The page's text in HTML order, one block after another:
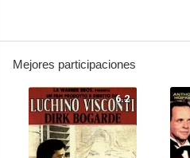
Mejores participaciones
6.2